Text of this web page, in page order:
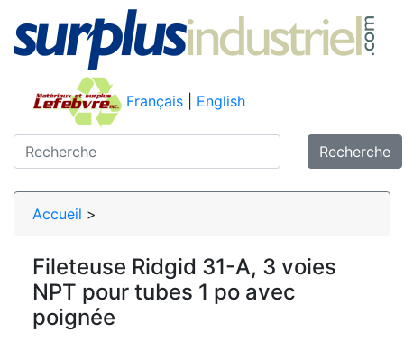
Français English
Recherche
Accueil >
Fileteuse Ridgid 31-A, 3 voies
NPT pour tubes 1 po avec
poignée